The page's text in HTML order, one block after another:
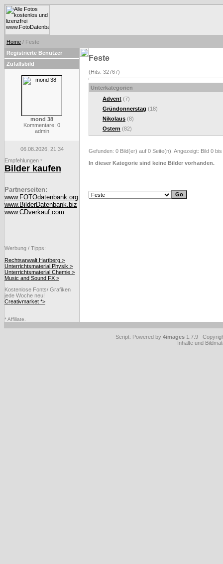
Home / Feste
Registrierte Benutzer
Zufallsbild
mond 38
Kommentare: 0
admin
06.08.2026, 21:34
Empfehlungen *
Bilder kaufen
Partnerseiten:
www.FOTOdatenbank.org
www.BilderDatenbank.biz
www.CDverkauf.com
Werbung / Tipps:
Rechtsanwalt Hartberg >
Unterrichtsmaterial Physik >
Unterrichtsmaterial Chemie >
Music and Sound FX >
Kostenlose Fonts/ Grafiken
jede Woche neu!
Creativmarket *>
* Affiliate.
Feste
(Hits: 32767)
Unterkategorien
Advent (7)
Gründonnerstag (18)
Nikolaus (8)
Ostern (82)
Gefunden: 0 Bild(er) auf 0 Seite(n). Angezeigt: Bild 0 bis
In dieser Kategorie sind keine Bilder vorhanden.
Script: Powered by 4images 1.7.9
Inhalte und